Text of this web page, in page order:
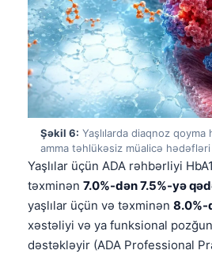
Şəkil 6: Yaşlılarda diaqnoz qoyma
amma təhlükəsiz müalicə
Yaşlılar üçün ADA rəhbərliyi
təxminən 7.0%-dən 7.5%-yə
yaşlılar üçün və təxminən 8.0%-
xəstəliyi və ya funksional
dəstəkləyir (ADA Professional
Қазақ тілі
Suomi
Hrvatski
Slovenčina
كوردی‎
پښتو
سنڌي
සිංහල
অসমীয়া
Galego